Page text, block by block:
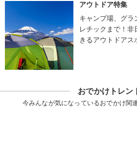
アウトドア特集
キャンプ場、グラ
レチックまで！
きるアウトドアス
おでかけトレン
今みんなが気になっているおでかけ関